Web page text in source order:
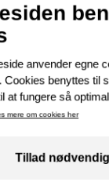
Senest udlejet